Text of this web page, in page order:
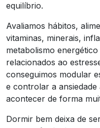
equilíbrio.
Avaliamos hábitos,
vitaminas, minerais,
metabolismo
relacionados ao
conseguimos modular
e controlar a
acontecer de forma
Dormir bem deixa de